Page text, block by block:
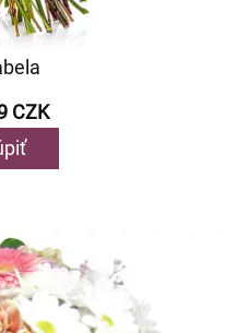
CZK